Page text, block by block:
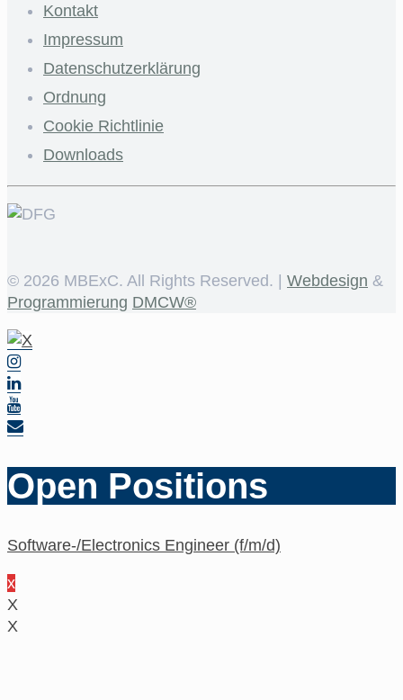
Kontakt
Impressum
Datenschutzerklärung
Ordnung
Cookie Richtlinie
Downloads
© 2026 MBExC. All Rights Reserved. | Webdesign &
Programmierung DMCW®
Open Positions
Software-/Electronics Engineer (f/m/d)
x
X
X